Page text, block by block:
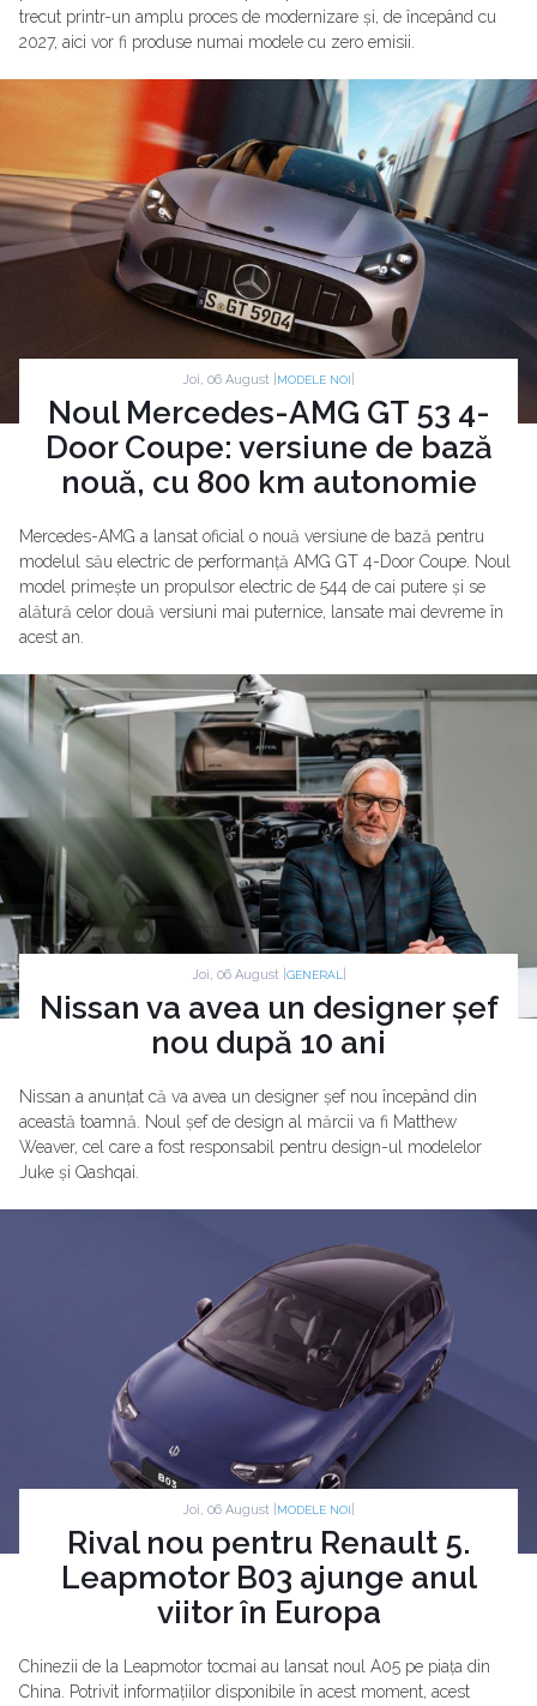
trecut printr-un amplu proces de modernizare și, de începând cu
2027, aici vor fi produse numai modele cu zero emisii.
Joi, 06 August | MODELE NOI
Noul Mercedes-AMG GT 53 4-
Door Coupe: versiune de bază
nouă, cu 800 km autonomie
Mercedes-AMG a lansat oficial o nouă versiune de bază pentru
modelul său electric de performanță AMG GT 4-Door Coupe. Noul
model primește un propulsor electric de 544 de cai putere și se
alătură celor două versiuni mai puternice, lansate mai devreme în
acest an.
Joi, 06 August | GENERAL
Nissan va avea un designer șef
nou după 10 ani
Nissan a anunțat că va avea un designer șef nou începând din
această toamnă. Noul șef de design al mărcii va fi Matthew
Weaver, cel care a fost responsabil pentru design-ul modelelor
Juke și Qashqai.
Joi, 06 August | MODELE NOI
Rival nou pentru Renault 5.
Leapmotor B03 ajunge anul
viitor în Europa
Chinezii de la Leapmotor tocmai au lansat noul A05 pe piața din
China. Potrivit informațiilor disponibile în acest moment, acest